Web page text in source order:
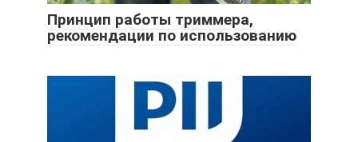
Принцип работы триммера,
рекомендации по использованию